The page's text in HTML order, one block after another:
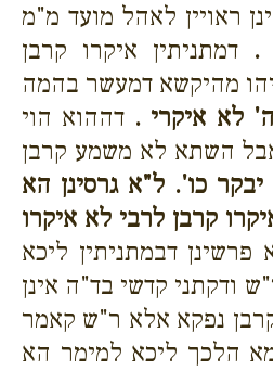
ראויין לאהל מועד מ"מ
. דמתניתין איקרו קרבן
מהיקשא דמעשר בהמה
לא איקרי . דההוא הוי
השתא לא משמע קרבן
כו'. ל"א גרסינן הא
קרבן לרבי לא איקרו
פרשינן דבמתניתין ליכא
ודקתני קדשי בד"ה אינן
נפקא אלא ר"ש קאמר
הלכך ליכא למימר הא